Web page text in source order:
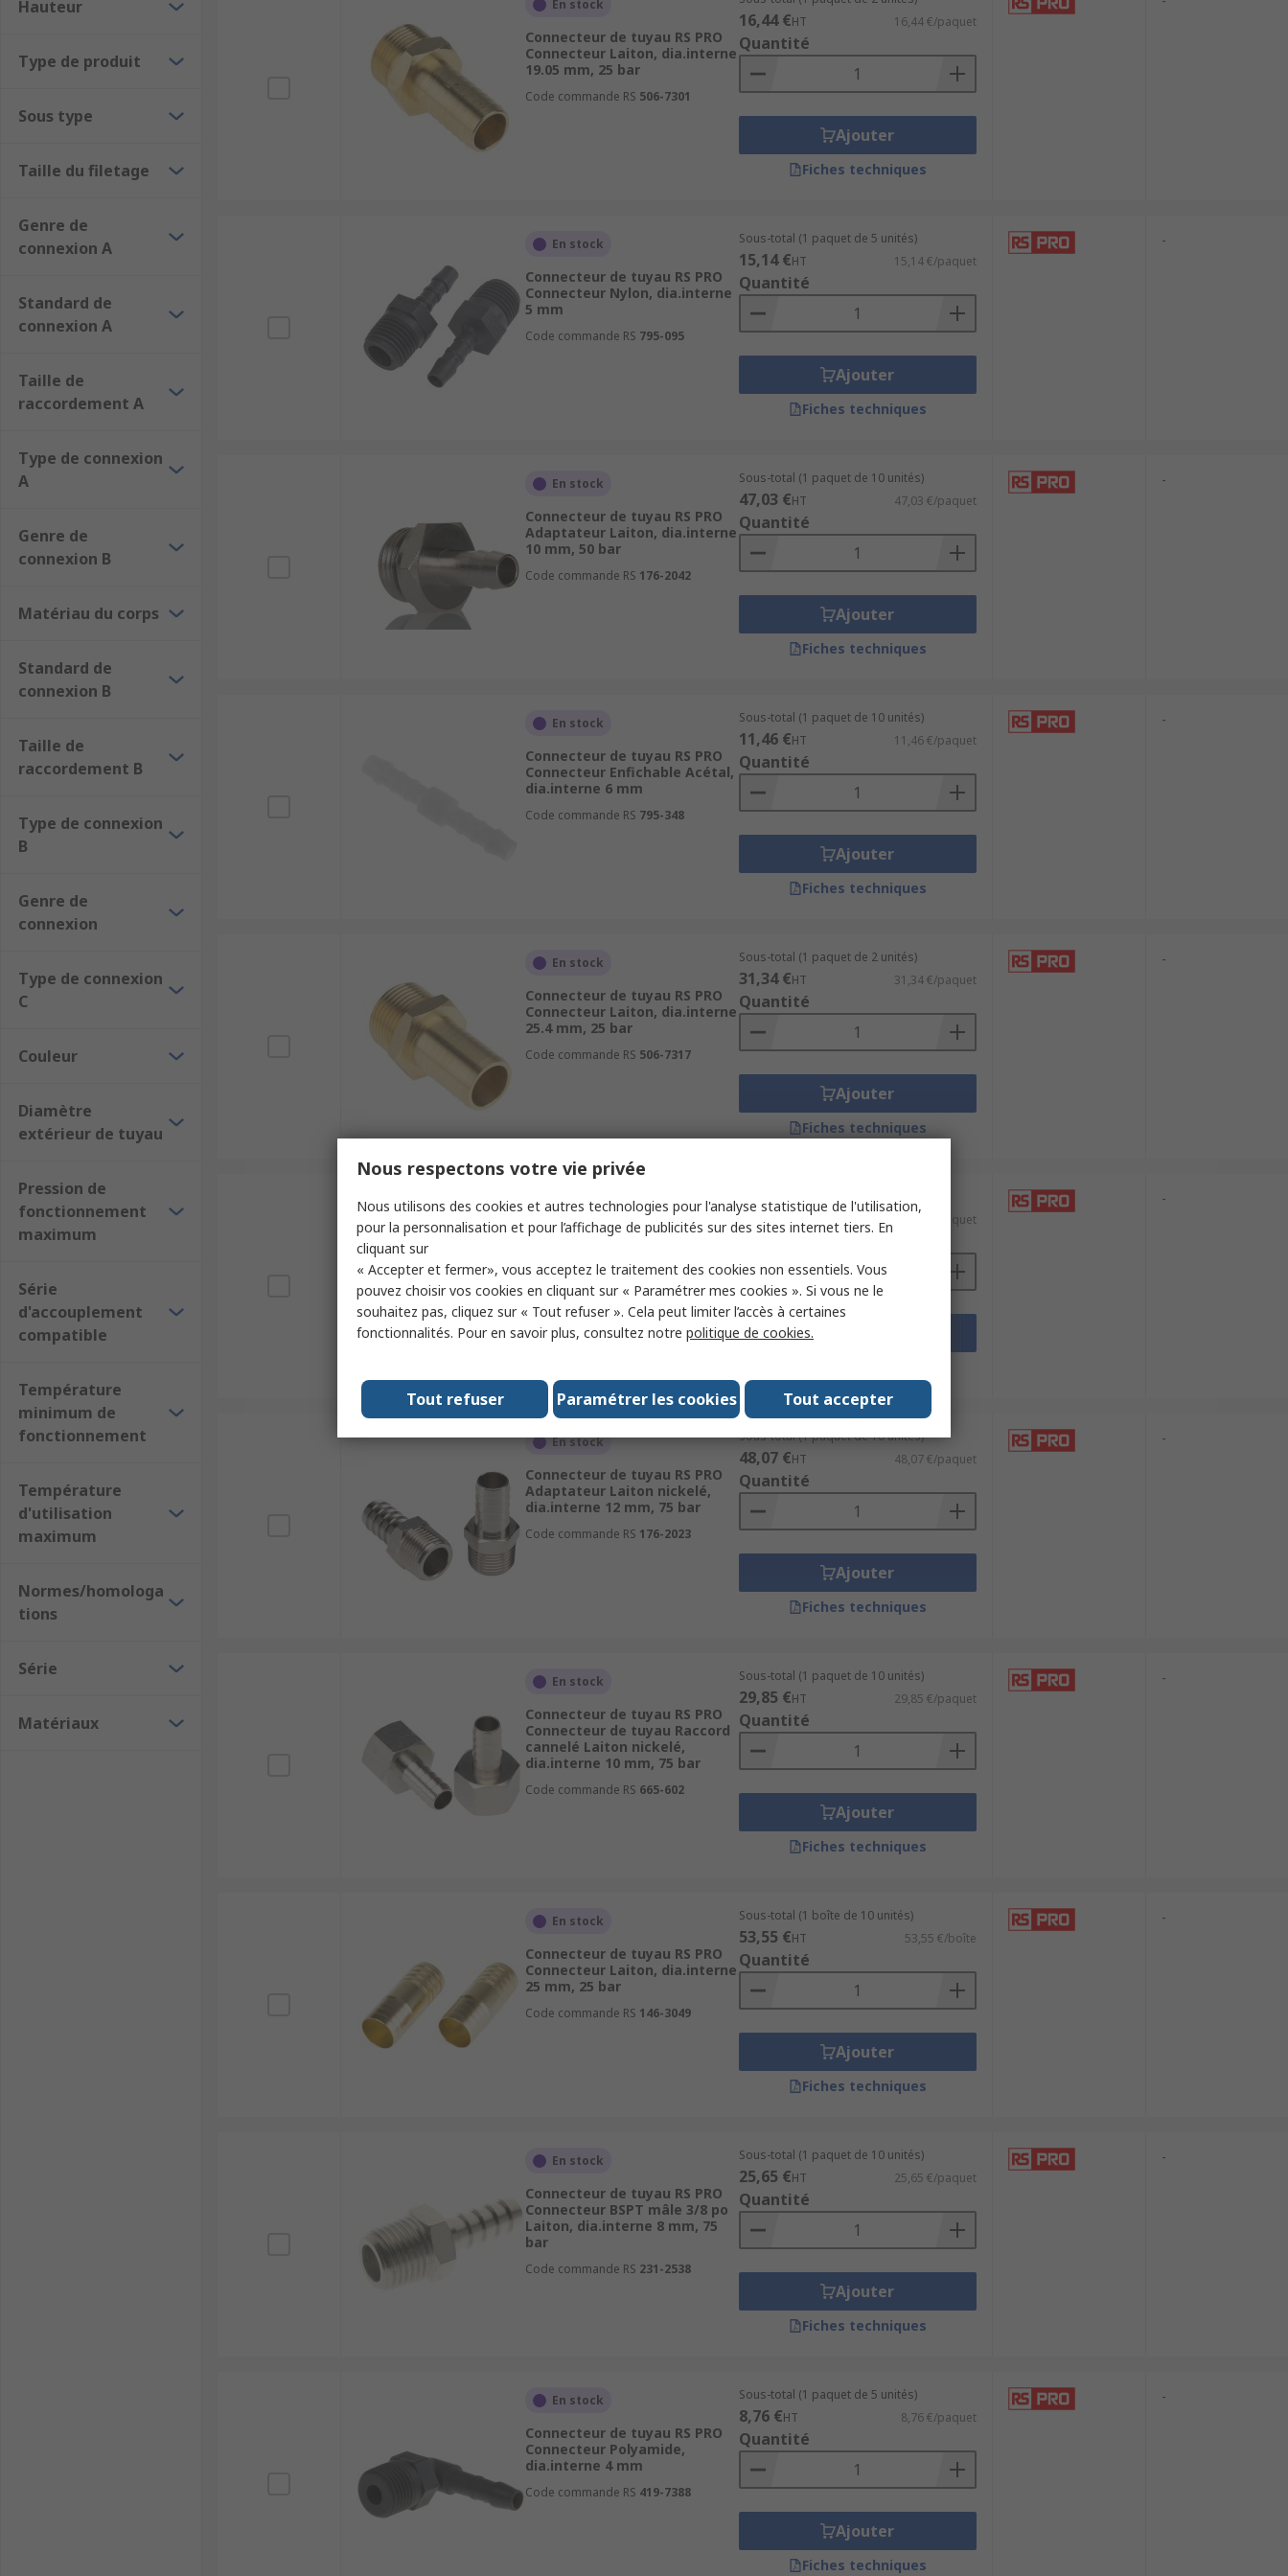
Quelle pression le raccord cannelé doit-il supporter pour fonctionner en toute sécurité ?
Ai-je besoin d'un raccord laiton ou d'un raccord nylon (ou autre matériau) ?
Faut-il un adaptateur ou un raccord en T ?
Dois-je prévoir une vanne pour stopper l'écoulement du fluide ?
Quelles la norme et la taille du filetage sur le côté fileté du produit ?
Hauteur
Type de produit
Sous type
Taille du filetage
Genre de
connexion A
Standard de
connexion A
Taille de
raccordement A
Type de connexion
A
Genre de
connexion B
Matériau du corps
Standard de
connexion B
Taille de
raccordement B
Type de connexion
B
Genre de
connexion
Type de connexion
C
Couleur
Diamètre
extérieur de tuyau
Pression de
fonctionnement
maximum
Série
d'accouplement
compatible
Température
minimum de
fonctionnement
Température
d'utilisation
maximum
Normes/homologa
tions
Série
Matériaux
En stock
Connecteur de tuyau RS PRO
Connecteur Laiton, dia.interne
19.05 mm, 25 bar
Code commande RS 506-7301
16,44 €HT 16,44 €/paquet
Quantité
Ajouter
Fiches techniques
En stock
Connecteur de tuyau RS PRO
Connecteur Nylon, dia.interne
5 mm
Code commande RS 795-095
Sous-total (1 paquet de 5 unités)
15,14 €HT 15,14 €/paquet
Quantité
Ajouter
Fiches techniques
-
En stock
Connecteur de tuyau RS PRO
Adaptateur Laiton, dia.interne
10 mm, 50 bar
Code commande RS 176-2042
Sous-total (1 paquet de 10 unités)
47,03 €HT 47,03 €/paquet
Quantité
Ajouter
Fiches techniques
-
En stock
Connecteur de tuyau RS PRO
Connecteur Enfichable Acétal,
dia.interne 6 mm
Code commande RS 795-348
Sous-total (1 paquet de 10 unités)
11,46 €HT 11,46 €/paquet
Quantité
Ajouter
Fiches techniques
-
En stock
Connecteur de tuyau RS PRO
Connecteur Laiton, dia.interne
25.4 mm, 25 bar
Code commande RS 506-7317
Sous-total (1 paquet de 2 unités)
31,34 €HT 31,34 €/paquet
Quantité
Ajouter
Fiches techniques
-
En stock
Connecteur de tuyau RS PRO
12.7 mm
Code commande RS506-7250
7,82 € HT 7,82 €/paquet
-
En stock
Connecteur de tuyau RS PRO
Adaptateur Laiton nickelé,
dia.interne 12 mm, 75 bar
Code commande RS 176-2023
Sous-total (1 paquet de 10 unités)
48,07 €HT 48,07 €/paquet
Quantité
Ajouter
Fiches techniques
-
En stock
Connecteur de tuyau RS PRO
Connecteur de tuyau Raccord
cannelé Laiton nickelé,
dia.interne 10 mm, 75 bar
Code commande RS 665-602
Sous-total (1 paquet de 10 unités)
29,85 €HT 29,85 €/paquet
Quantité
Ajouter
Fiches techniques
-
En stock
Connecteur de tuyau RS PRO
Connecteur Laiton, dia.interne
25 mm, 25 bar
Code commande RS 146-3049
Sous-total (1 boîte de 10 unités)
53,55 €HT 53,55 €/boîte
Quantité
Ajouter
Fiches techniques
-
En stock
Connecteur de tuyau RS PRO
Connecteur BSPT mâle 3/8 po
Laiton, dia.interne 8 mm, 75
bar
Code commande RS 231-2538
Sous-total (1 paquet de 10 unités)
25,65 €HT 25,65 €/paquet
Quantité
Ajouter
Fiches techniques
-
En stock
Connecteur de tuyau RS PRO
Connecteur Polyamide,
dia.interne 4 mm
Code commande RS 419-7388
Sous-total (1 paquet de 5 unités)
8,76 €HT 8,76 €/paquet
Quantité
Ajouter
Fiches techniques
-
Nous respectons votre vie privée
Nous utilisons des cookies et autres technologies pour l'analyse statistique de l'utilisation,
pour la personnalisation et pour l’affichage de publicités sur des sites internet tiers. En
cliquant sur
« Accepter et fermer», vous acceptez le traitement des cookies non essentiels. Vous
pouvez choisir vos cookies en cliquant sur « Paramétrer mes cookies ». Si vous ne le
souhaitez pas, cliquez sur « Tout refuser ». Cela peut limiter l’accès à certaines
fonctionnalités. Pour en savoir plus, consultez notre politique de cookies.
Tout accepter
Paramétrer les cookies
Tout refuser